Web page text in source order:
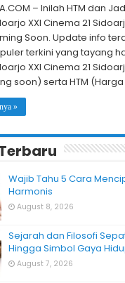
– Inilah HTM dan
XXI Cinema 21
Soon. Update info
terkini yang tayang
XXI Cinema 21
soon) serta HTM (Harga
»
Wajib Tahu 5 Cara
Harmonis
August 8, 2026
Sejarah dan Filosofi
Hingga Simbol Gaya
August 7, 2026